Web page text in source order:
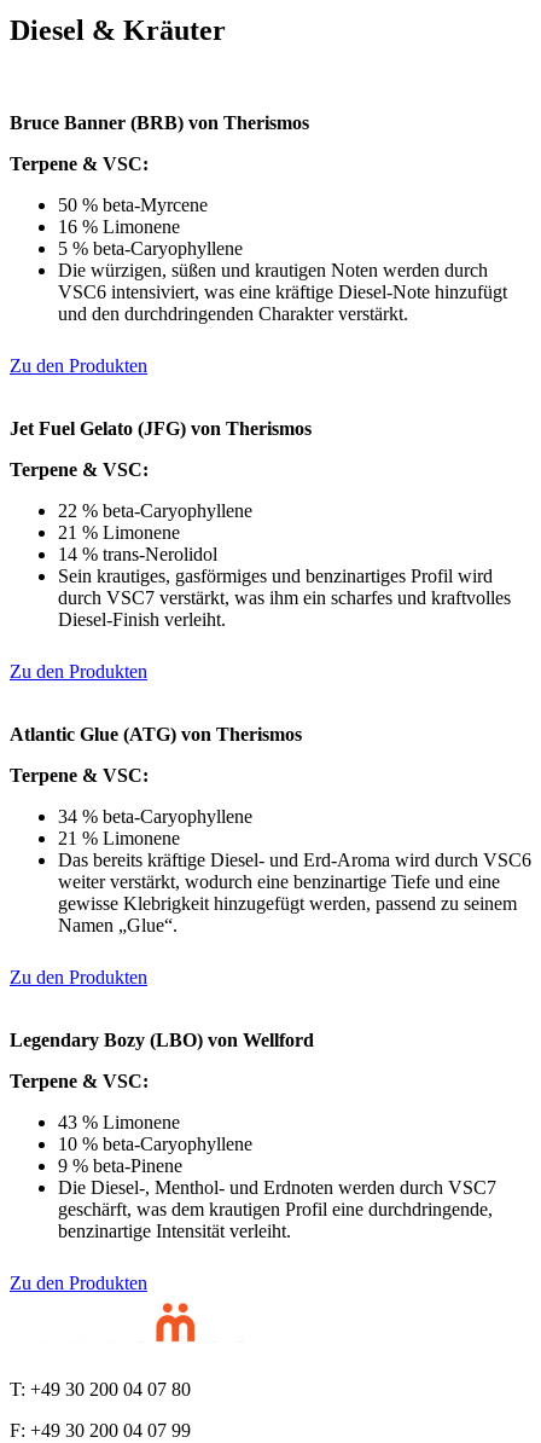
Diesel & Kräuter
Bruce Banner (BRB) von Therismos
Terpene & VSC:
50 % beta-Myrcene
16 % Limonene
5 % beta-Caryophyllene
Die würzigen, süßen und krautigen Noten werden durch
VSC6 intensiviert, was eine kräftige Diesel-Note hinzufügt
und den durchdringenden Charakter verstärkt.
Zu den Produkten
Jet Fuel Gelato (JFG) von Therismos
Terpene & VSC:
22 % beta-Caryophyllene
21 % Limonene
14 % trans-Nerolidol
Sein krautiges, gasförmiges und benzinartiges Profil wird
durch VSC7 verstärkt, was ihm ein scharfes und kraftvolles
Diesel-Finish verleiht.
Zu den Produkten
Atlantic Glue (ATG) von Therismos
Terpene & VSC:
34 % beta-Caryophyllene
21 % Limonene
Das bereits kräftige Diesel- und Erd-Aroma wird durch VSC6
weiter verstärkt, wodurch eine benzinartige Tiefe und eine
gewisse Klebrigkeit hinzugefügt werden, passend zu seinem
Namen „Glue“.
Zu den Produkten
Legendary Bozy (LBO) von Wellford
Terpene & VSC:
43 % Limonene
10 % beta-Caryophyllene
9 % beta-Pinene
Die Diesel-, Menthol- und Erdnoten werden durch VSC7
geschärft, was dem krautigen Profil eine durchdringende,
benzinartige Intensität verleiht.
Zu den Produkten
T: +49 30 200 04 07 80
F: +49 30 200 04 07 99